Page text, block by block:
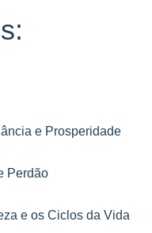
e Prosperidade
Perdão
e os Ciclos da Vida